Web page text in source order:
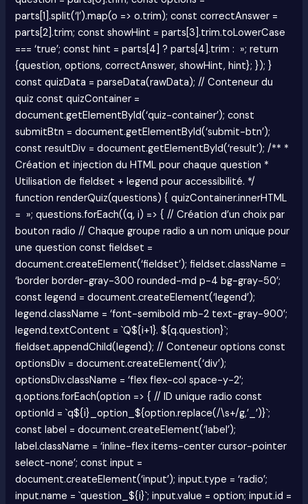
parts[1].split(‘|’).map(o => o.trim); const correctAnswer =
parts[2].trim; const showHint = parts[3].trim.toLowerCase
=== ‘true’; const hint = parts[4] ? parts[4].trim : »; return
{question, options, correctAnswer, showHint, hint}; }); }
const quizData = parseData(rawData); // Conteneur du
quiz const quizContainer =
document.getElementById(‘quiz-container’); const
submitBtn = document.getElementById(‘submit-btn’);
const resultDiv = document.getElementById(‘result’); /** *
Création et injection du HTML pour chaque question *
Utilisation de fieldset + legend pour accessibilité. */
function renderQuiz(questions) { quizContainer.innerHTML
= »; questions.forEach((q, i) => { // Création d’un choix par
bouton radio // Chaque groupe radio a un nom unique pour
une question const fieldset =
document.createElement(‘fieldset’); fieldset.className =
‘border border-gray-300 rounded-md p-4 bg-gray-50’;
const legend = document.createElement(‘legend’);
legend.className = ‘font-semibold mb-2 text-gray-900’;
legend.textContent = `Q${i+1}. ${q.question}`;
fieldset.appendChild(legend); // Conteneur options const
optionsDiv = document.createElement(‘div’);
optionsDiv.className = ‘flex flex-col space-y-2′;
q.options.forEach(option => { // ID unique radio const
optionId = `q${i}_option_${option.replace(/\s+/g,’_’)}`;
const label = document.createElement(‘label’);
label.className = ‘inline-flex items-center cursor-pointer
select-none’; const input =
document.createElement(‘input’); input.type = ‘radio’;
input.name = `question_${i}`; input.value = option; input.id =